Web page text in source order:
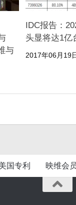
与
IDC报告：
头显将达1亿
2017年06月19
国专利 映维会